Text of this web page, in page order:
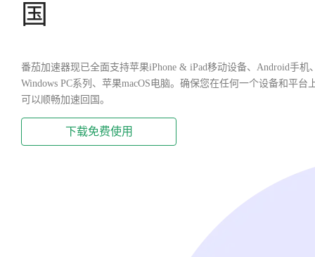
国
番茄加速器现已全面支持苹果iPhone & iPad移动设备、Android手机
Windows PC系列、苹果macOS电脑。确保您在任何一个设备和平台
可以顺畅加速回国。
下载免费使用